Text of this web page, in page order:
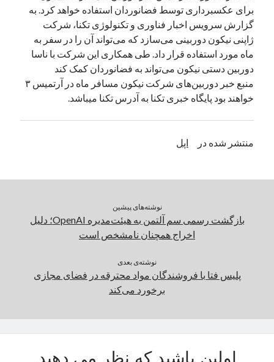
جولای 2023
دسامبر 2022
دسته‌ها
اپل
دسته‌بندی نشده
برای عکسبرداری توسط فضانوردان استفاده خواهد کرد. به
گزارش سرویس اخبار فناوری و تکنولوژی تکنا، شرکت
ژاپنی نیکون دوربینی می‌سازد که می‌تواند آن را در سفر به
ماه مورد استفاده قرار داد. طی همکاری این شرکت با ناسا
دوربین دستی نیکون می‌تواند به فضانوردان کمک کند
منبع خبر دوربین‌های شرکت نیکون مسافر ماه در آرتمیس ۳
خواهند بود پایگاه خبری تکنا به آدرس تکنا میباشد.
منتشر شده در اپل
نوشته‌های پیشین
بازگشت رسمی سم آلتمن به هیئت‌مدیره OpenAI؛ دلیل
اخراج همچنان نامشخص است
نوشته‌ی بعدی
پلیس فتا با فروشندگان مواد محترقه در فضای مجازی
برخورد می‌کند